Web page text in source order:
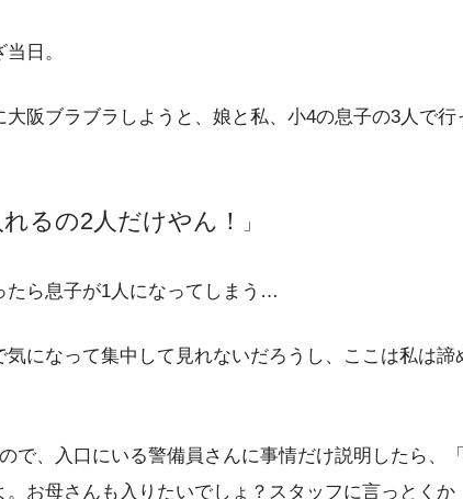
日。
阪ブラブラしようと、娘と私、小4の息子の3人で行
るの2人だけやん！ 」
たら息子が1人になってしまう…
になって集中して見れないだろうし、ここは私は諦
で、入口にいる警備員さんに事情だけ説明したら、
お母さんも入りたいでしょ？スタッフに言っとくか